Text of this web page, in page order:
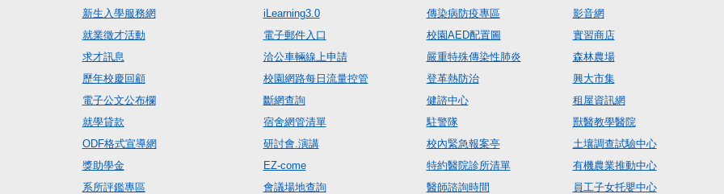
新生入學服務網
就業徵才活動
求才訊息
歷年校慶回顧
電子公文公布欄
就學貸款
ODF格式宣導網
獎助學金
系所評鑑專區
iLearning3.0
電子郵件入口
洽公車輛線上申請
校園網路每日流量控管
斷網查詢
宿舍網管清單
研討會.演講
EZ-come
會議場地查詢
傳染病防疫專區
校園AED配置圖
嚴重特殊傳染性肺炎
登革熱防治
健諮中心
駐警隊
校內緊急報案亭
特約醫院診所清單
醫師諮詢時間
影音網
實習商店
森林農場
興大市集
租屋資訊網
獸醫教學醫院
土壤調查試驗中心
有機農業推動中心
員工子女托嬰中心